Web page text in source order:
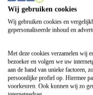
Airfryer
Frituurpan
Contactgrill
Broodbakmachine
Broodrooster
Wij gebruiken cookies
Wij gebruiken cookies en
gepersonaliseerde inhoud en
Met deze cookies verzamelen wij
bezoeker en volgen we uw
aan de hand van unieke factoren,
persoonlijke profiel op. Hiermee
voorkeuren. Ook kunnen wij zo